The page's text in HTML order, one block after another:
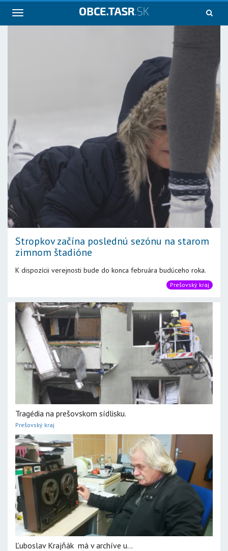
Navigácia
Stropkov začína poslednú sezónu na starom
zimnom štadióne
K dispozícii verejnosti bude do konca februára budúceho roka.
Prešovský kraj
Tragédia na prešovskom sídlisku.
Prešovský kraj
Ľuboslav Krajňák má v archíve u...